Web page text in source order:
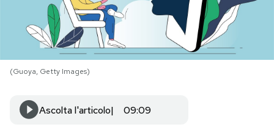
NEWSLETTER
I MIEI PREFERITI
SHOP
(Guoya, Getty Images)
Ascolta l'articolo 09:09